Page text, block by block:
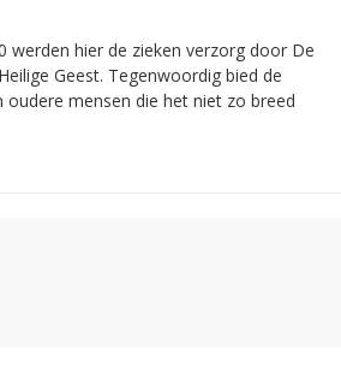
werden hier de zieken verzorg door De
Geest. Tegenwoordig bied de
oudere mensen die het niet zo breed